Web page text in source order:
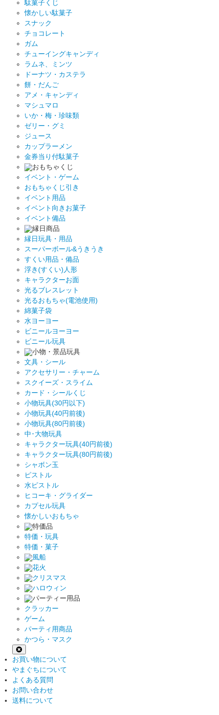
駄菓子くじ
懐かしい駄菓子
スナック
チョコレート
ガム
チューイングキャンディ
ラムネ、ミンツ
ドーナツ・カステラ
餅・だんご
アメ・キャンディ
マシュマロ
いか・梅・珍味類
ゼリー・グミ
ジュース
カップラーメン
金券当り付駄菓子
おもちゃくじ
イベント・ゲーム
おもちゃくじ引き
イベント用品
イベント向きお菓子
イベント備品
縁日商品
縁日玩具・用品
スーパーボール&うきうき
すくい用品・備品
浮き(すくい)人形
キャラクターお面
光るブレスレット
光るおもちゃ(電池使用)
綿菓子袋
水ヨーヨー
ビニールヨーヨー
ビニール玩具
小物・景品玩具
文具・シール
アクセサリー・チャーム
スクイーズ・スライム
カード・シールくじ
小物玩具(30円以下)
小物玩具(40円前後)
小物玩具(80円前後)
中･大物玩具
キャラクター玩具(40円前後)
キャラクター玩具(80円前後)
シャボン玉
ピストル
水ピストル
ヒコーキ・グライダー
カプセル玩具
懐かしいおもちゃ
特価品
特価・玩具
特価・菓子
風船
花火
クリスマス
ハロウィン
パーティー用品
クラッカー
ゲーム
パーティ用商品
かつら・マスク
お買い物について
やまぐちについて
よくある質問
お問い合わせ
送料について